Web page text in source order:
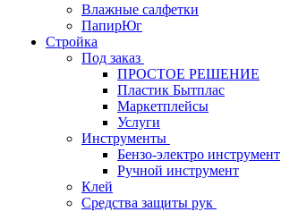
Влажные салфетки
ПапирЮг
Стройка
Под заказ
ПРОСТОЕ РЕШЕНИЕ
Пластик Бытплас
Маркетплейсы
Услуги
Инструменты
Бензо-электро инструмент
Ручной инструмент
Клей
Средства защиты рук